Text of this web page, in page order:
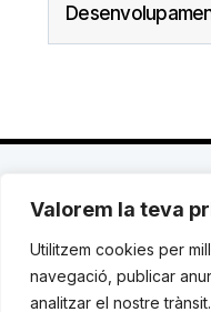
Valorem la teva
Utilitzem cookies per
navegació, publicar
analitzar el nostre
C. Avinyó 44, 2n |
119 03 72|
© Institut de Drets